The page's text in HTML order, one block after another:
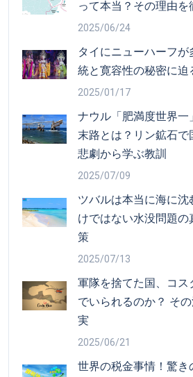
って本当？その理由を
2025/06/24
タイにニューハーフ
統と寛容性の秘密に迫
2025/01/17
ナウル「肥満度世界一
末路とは？リン鉱石
悲劇から学ぶ教訓
2025/07/09
ツバルは本当に海に
けではない水没問題
策
2025/07/13
軍隊を捨てた国、コス
でいられるのか？ そ
実
2025/06/21
世界の税金事情！驚